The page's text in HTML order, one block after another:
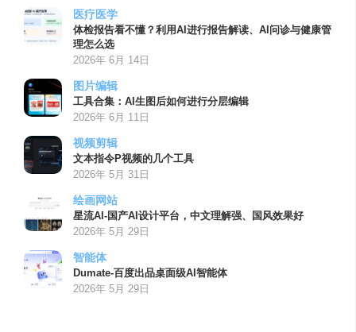
医疗医学
体检报告看不懂？利用AI进行报告解读、AI问诊与健康管
理怎么选
2026年 6月 14日
图片编辑
工具合集：AI生图后如何进行分层编辑
2026年 6月 11日
视频剪辑
文本指令P视频的几个工具
2026年 5月 31日
绘画网站
星流AI-国产AI设计平台，中文理解强、国风效果好
2026年 5月 29日
智能体
Dumate-百度出品桌面级AI智能体
2026年 5月 29日